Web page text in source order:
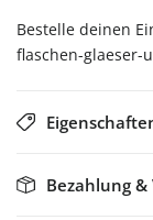
Bestelle deinen
flaschen-glaeser-
Bezahlung &